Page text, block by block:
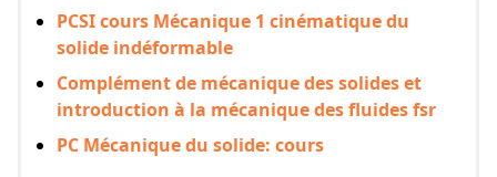
PCSI cours Mécanique 1 cinématique du
solide indéformable
Complément de mécanique des solides et
introduction à la mécanique des fluides fsr
PC Mécanique du solide: cours